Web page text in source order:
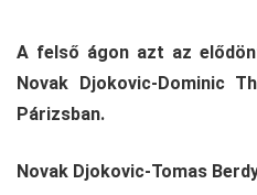
A felső ágon azt az
Novak Djokovic-Dominic
Párizsban.
Novak Djokovic-Tomas